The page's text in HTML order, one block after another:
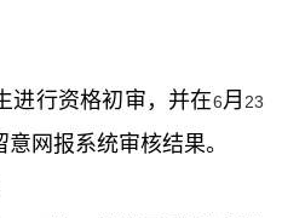
进行资格初审，并在6月23
网报系统审核结果。